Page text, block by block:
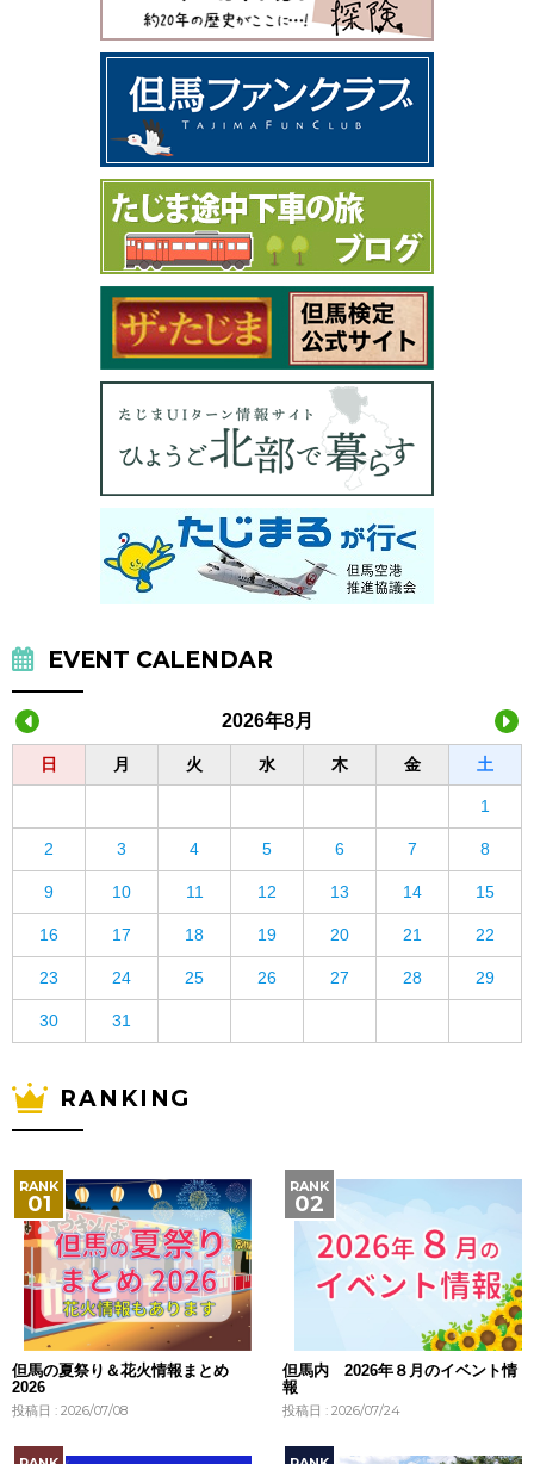
EVENT CALENDAR
2026年8月
日 月 火 水 木 金 土
1
2 3 4 5 6 7 8
9 10 11 12 13 14 15
16 17 18 19 20 21 22
23 24 25 26 27 28 29
30 31
RANKING
但馬の夏祭り＆花火情報まとめ
2026
投稿日 : 2026/07/08
但馬内 2026年８月のイベント情
報
投稿日 : 2026/07/24